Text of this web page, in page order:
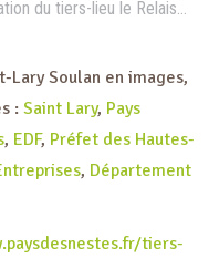
du tiers-lieu le Relais…
Lary Soulan en images,
: Saint Lary, Pays
, EDF, Préfet des Hautes-
, Département
tiers-